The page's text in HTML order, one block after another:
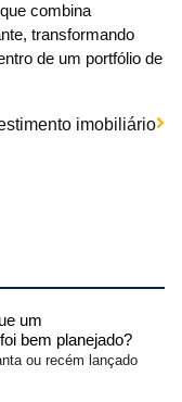
combina
transformando
de um portfólio de
imobiliário
um
bem planejado?
ou recém lançado